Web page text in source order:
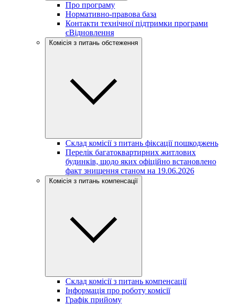
Про програму
Нормативно-правова база
Контакти технічної підтримки програми
єВідновлення
Комісія з питань обстеження
Склад комісії з питань фіксації пошкоджень
Перелік багатоквартирних житлових
будинків, щодо яких офіційно встановлено
факт знищення станом на 19.06.2026
Комісія з питань компенсації
Склад комісії з питань компенсації
Інформація про роботу комісії
Графік прийому